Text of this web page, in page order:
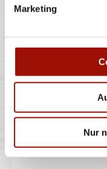
Marketing
Nur
1 - mit Farbstoffen 2 - mit
zur Angabe 13 - enthält
Angabe 15 - unter
Säuerungsmitteln 20 -
- mit Sauerstoff, unter
mit Verdickunsmittel